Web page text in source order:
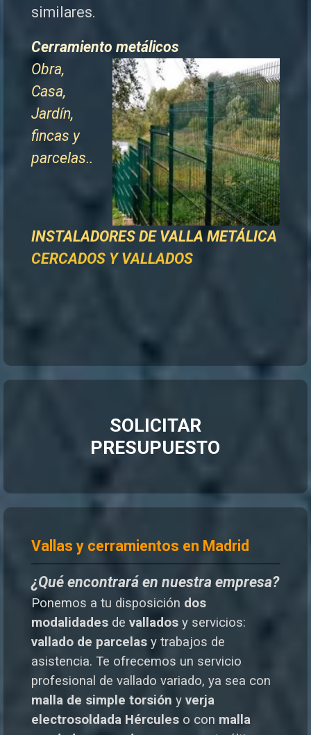
similares.
Cerramiento metálicos
Obra,
Casa,
Jardín,
fincas y
parcelas..
INSTALADORES DE VALLA METÁLICA
CERCADOS Y VALLADOS
SOLICITAR
PRESUPUESTO
Vallas y cerramientos en Madrid
¿Qué encontrará en nuestra empresa?
Ponemos a tu disposición dos
modalidades de vallados y servicios:
vallado de parcelas y trabajos de
asistencia. Te ofrecemos un servicio
profesional de vallado variado, ya sea con
malla de simple torsión y verja
electrosoldada Hércules o con malla